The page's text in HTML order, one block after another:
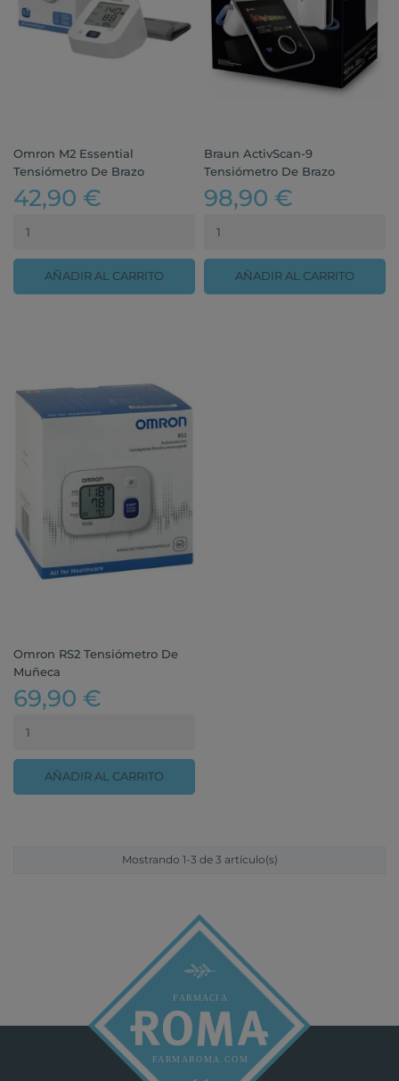
Omron M2 Essential
Tensiómetro De Brazo
42,90 €
AÑADIR AL CARRITO
Braun ActivScan-9
Tensiómetro De Brazo
98,90 €
AÑADIR AL CARRITO
Omron RS2 Tensiómetro De
Muñeca
69,90 €
AÑADIR AL CARRITO
Mostrando 1-3 de 3 artículo(s)